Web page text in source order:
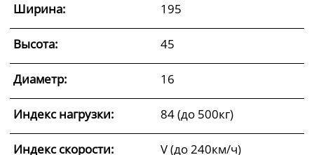
Ширина: 195
Высота: 45
Диаметр: 16
Индекс нагрузки: 84 (до 500кг)
Индекс скорости: V (до 240км/ч)